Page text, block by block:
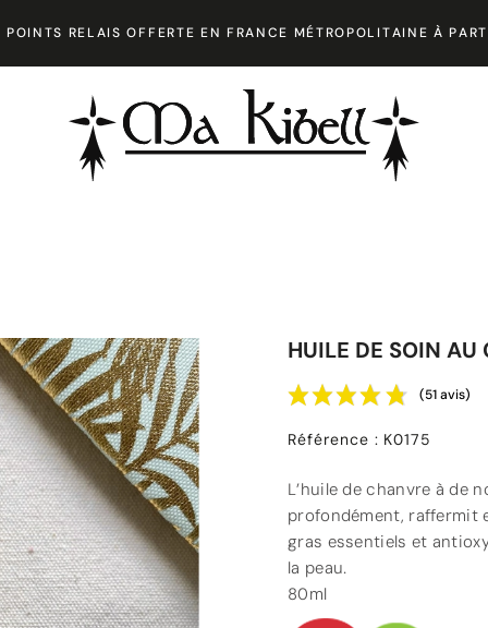
POINTS RELAIS OFFERTE EN FRANCE MÉTROPOLITAINE À
HUILE DE SOIN AU
(51 avis)
Référence : K0175
L’huile de chanvre à de
profondément, raffermit
gras essentiels et
la peau.
80ml